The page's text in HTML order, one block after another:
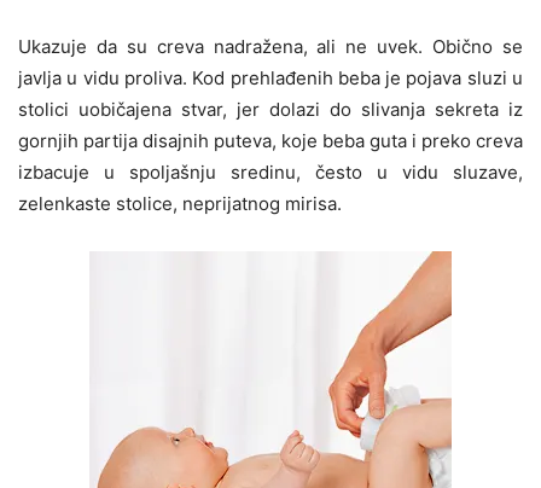
Ukazuje da su creva nadražena, ali ne uvek. Obično se
javlja u vidu proliva. Kod prehlađenih beba je pojava sluzi u
stolici uobičajena stvar, jer dolazi do slivanja sekreta iz
gornjih partija disajnih puteva, koje beba guta i preko creva
izbacuje u spoljašnju sredinu, često u vidu sluzave,
zelenkaste stolice, neprijatnog mirisa.